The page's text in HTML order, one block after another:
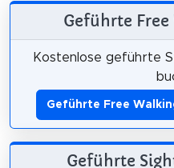
Geführte
Kostenlose geführte
Geführte Free
Geführte